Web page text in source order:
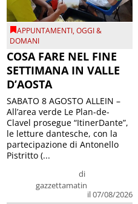
APPUNTAMENTI,OGGI &
DOMANI
COSA FARE NEL FINE
SETTIMANA IN VALLE
D’AOSTA
di
gazzettamatin
il 07/08/2026
SABATO 8 AGOSTO ALLEIN –
All’area verde Le Plan-de-
Clavel prosegue “ItinerDante”,
le letture dantesche, con la
partecipazione di Antonello
Pistritto (...